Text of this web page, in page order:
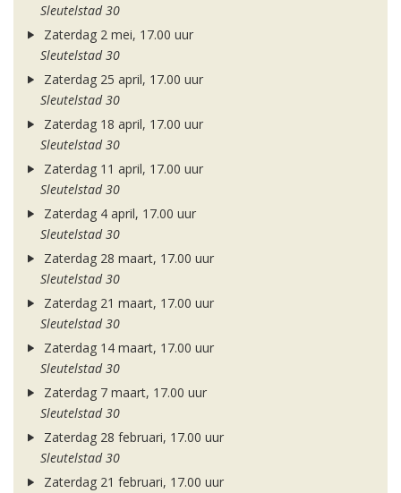
Sleutelstad 30
Zaterdag 2 mei, 17.00 uur
Sleutelstad 30
Zaterdag 25 april, 17.00 uur
Sleutelstad 30
Zaterdag 18 april, 17.00 uur
Sleutelstad 30
Zaterdag 11 april, 17.00 uur
Sleutelstad 30
Zaterdag 4 april, 17.00 uur
Sleutelstad 30
Zaterdag 28 maart, 17.00 uur
Sleutelstad 30
Zaterdag 21 maart, 17.00 uur
Sleutelstad 30
Zaterdag 14 maart, 17.00 uur
Sleutelstad 30
Zaterdag 7 maart, 17.00 uur
Sleutelstad 30
Zaterdag 28 februari, 17.00 uur
Sleutelstad 30
Zaterdag 21 februari, 17.00 uur